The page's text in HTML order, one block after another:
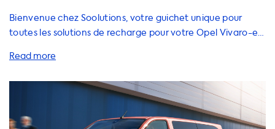
Bienvenue chez Soolutions, votre guichet unique pour
toutes les solutions de recharge pour votre Opel Vivaro-e
gamme d'accessoires pour la recharge à la maison, la
recharge à domicile sont très pratiques car vous pouvez
charger votre véhicule électrique pendant la nuit ou
pendant que vous travaillez à la maison. Nous offrons des